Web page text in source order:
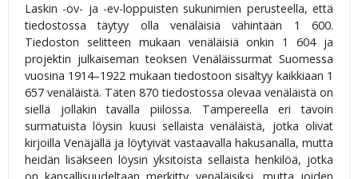
Laskin -ov- ja -ev-loppuisten sukunimien perusteella, että
tiedostossa täytyy olla venäläisiä vähintään 1 600.
Tiedoston selitteen mukaan venäläisiä onkin 1 604 ja
projektin julkaiseman teoksen Venäläissurmat Suomessa
vuosina 1914–1922 mukaan tiedostoon sisältyy kaikkiaan 1
657 venäläistä. Täten 870 tiedostossa olevaa venäläistä on
siellä jollakin tavalla piilossa. Tampereella eri tavoin
surmatuista löysin kuusi sellaista venäläistä, jotka olivat
kirjoilla Venäjällä ja löytyivät vastaavalla hakusanalla, mutta
heidän lisäkseen löysin yksitoista sellaista henkilöä, jotka